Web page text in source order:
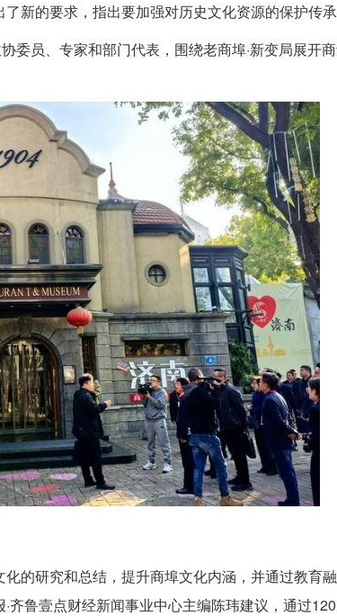
新的要求，指出要加强对历史文化资源的保护传承
委员、专家和部门代表，围绕老商埠·新变局展开
的研究和总结，提升商埠文化内涵，并通过教育
齐鲁壹点财经新闻事业中心主编陈玮建议，通过